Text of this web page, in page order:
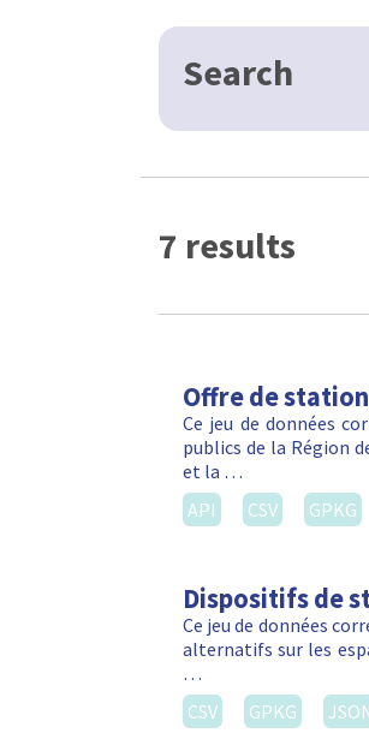
Search
7 results
Offre de
Ce jeu de données
publics de la Région
et la …
API
CSV GPKG
Dispositifs de
Ce jeu de données
alternatifs sur les
…
CSV
GPKG